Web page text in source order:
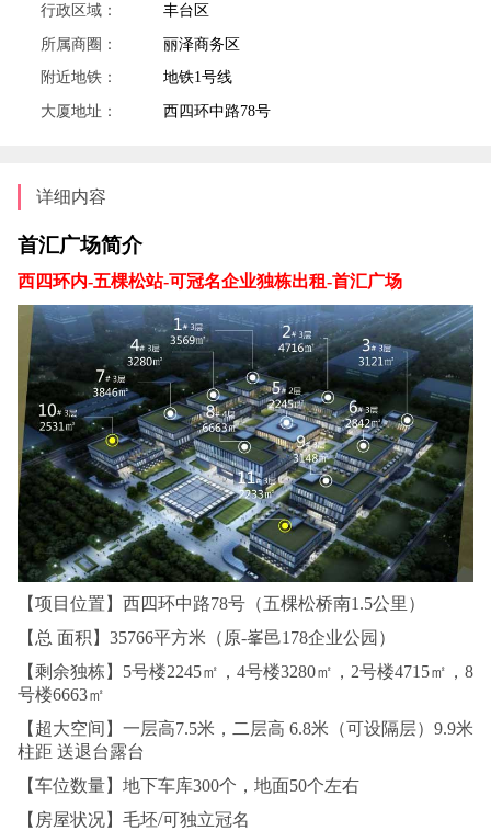
行政区域：
丰台区
所属商圈：
丽泽商务区
附近地铁：
地铁1号线
大厦地址：
西四环中路78号
详细内容
首汇广场简介
西四环内-五棵松站-可冠名企业独栋出租-首汇广场
【项目位置】西四环中路78号（五棵松桥南1.5公里）
【总 面积】35766平方米（原-峯邑178企业公园）
【剩余独栋】5号楼2245㎡，4号楼3280㎡，2号楼4715㎡，8
号楼6663㎡
【超大空间】一层高7.5米，二层高 6.8米（可设隔层）9.9米
柱距 送退台露台
【车位数量】地下车库300个，地面50个左右
【房屋状况】毛坯/可独立冠名